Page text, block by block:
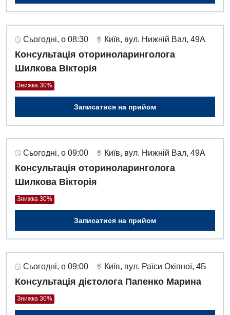
Сьогодні, о 08:30 Київ, вул. Нижній Вал, 49А
Консультація оториноларинголога
Шилкова Вікторія
Знижка 30%
Записатися на прийом
Сьогодні, о 09:00 Київ, вул. Нижній Вал, 49А
Консультація оториноларинголога
Шилкова Вікторія
Знижка 30%
Записатися на прийом
Сьогодні, о 09:00 Київ, вул. Раїси Окіпної, 4Б
Консультація дієтолога Папенко Марина
Знижка 30%